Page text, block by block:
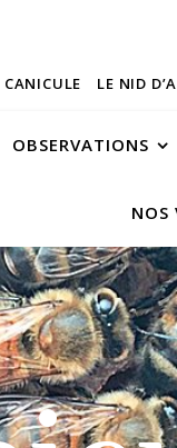
CANICULE LE NID
OBSERVATIONS
NOS